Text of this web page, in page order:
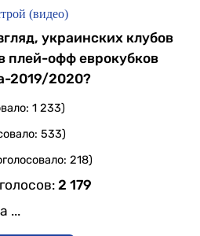
(видео)
украинских клубов
плей-офф еврокубков
2019/2020?
1 233)
533)
218)
2 179
...